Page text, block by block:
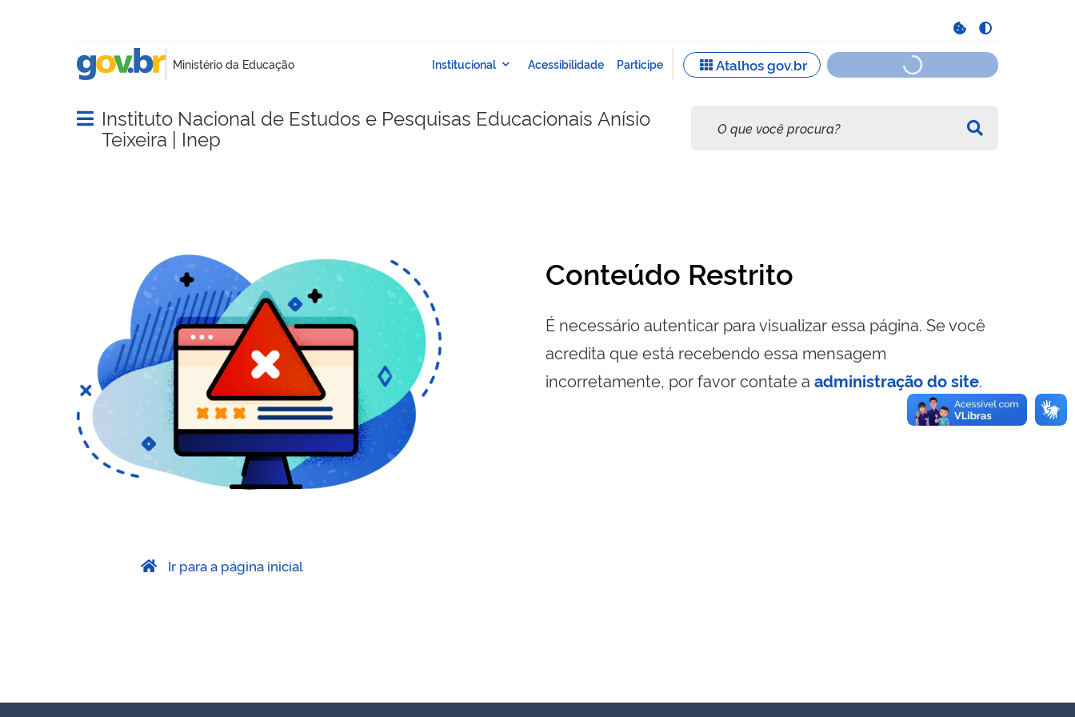
Abrir menu principal de navegação
Instituto Nacional de Estudos e Pesquisas Educacionais Anísio
Teixeira | Inep
Conteúdo Restrito
É necessário autenticar para visualizar essa página. Se você
acredita que está recebendo essa mensagem
incorretamente, por favor contate a administração do site.
Ir para a página inicial